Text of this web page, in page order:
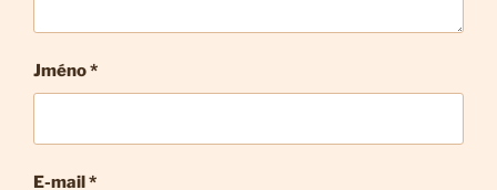
Jméno *
E-mail*